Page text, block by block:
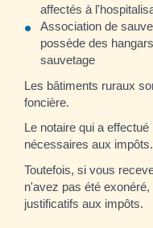
affectés à
Association de
possède des
sauvetage
Les bâtiments ruraux
foncière.
Le notaire qui a
nécessaires aux impôts.
Toutefois, si vous
n'avez pas été
justificatifs aux impôts.